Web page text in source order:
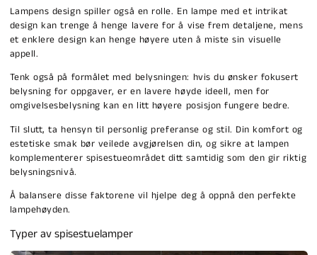
Lampens design spiller også en rolle. En lampe med et intrikat
design kan trenge å henge lavere for å vise frem detaljene, mens
et enklere design kan henge høyere uten å miste sin visuelle
appell.
Tenk også på formålet med belysningen: hvis du ønsker fokusert
belysning for oppgaver, er en lavere høyde ideell, men for
omgivelsesbelysning kan en litt høyere posisjon fungere bedre.
Til slutt, ta hensyn til personlig preferanse og stil. Din komfort og
estetiske smak bør veilede avgjørelsen din, og sikre at lampen
komplementerer spisestueområdet ditt samtidig som den gir riktig
belysningsnivå.
Å balansere disse faktorene vil hjelpe deg å oppnå den perfekte
lampehøyden.
Typer av spisestuelamper